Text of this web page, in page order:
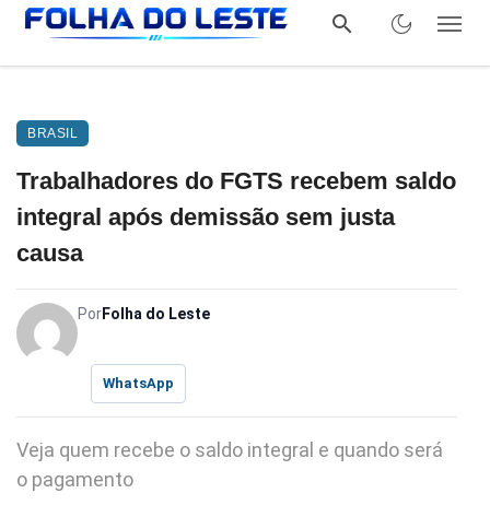
BRASIL
Trabalhadores do FGTS recebem saldo
integral após demissão sem justa
causa
PorFolha do Leste
WhatsApp
Veja quem recebe o saldo integral e quando será
o pagamento